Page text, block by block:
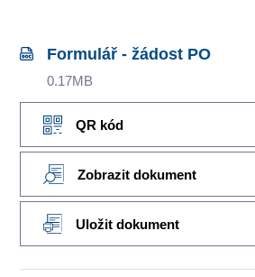
Formulář - žádost PO
0.17MB
QR kód
Zobrazit dokument
Uložit dokument